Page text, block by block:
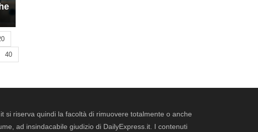
40
si riserva quindi la facoltà di rimuovere totalmente o anche
ad insindacabile giudizio di DailyExpress.it. I contenuti